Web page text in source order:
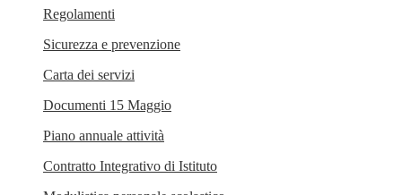
Regolamenti
Sicurezza e prevenzione
Carta dei servizi
Documenti 15 Maggio
Piano annuale attività
Contratto Integrativo di Istituto